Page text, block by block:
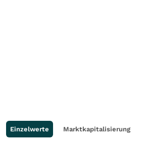
Einzelwerte Marktkapitalisierung